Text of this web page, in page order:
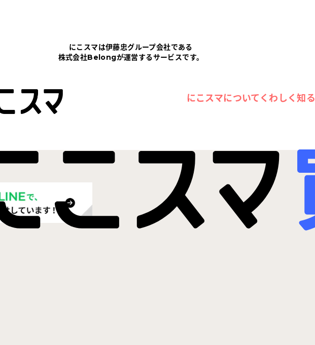
にこスマは伊藤忠グループ会社である
株式会社Belongが運営するサービスです。
にこスマについてくわしく知る